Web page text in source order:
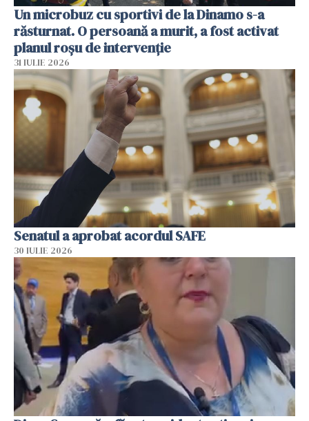
Un microbuz cu sportivi de la Dinamo s-a
răsturnat. O persoană a murit, a fost activat
planul roșu de intervenție
31 IULIE 2026
Senatul a aprobat acordul SAFE
30 IULIE 2026